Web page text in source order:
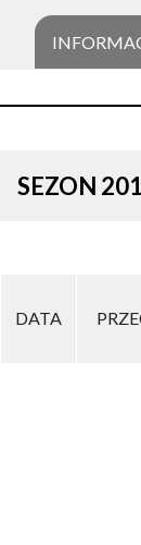
SEZON
DATA